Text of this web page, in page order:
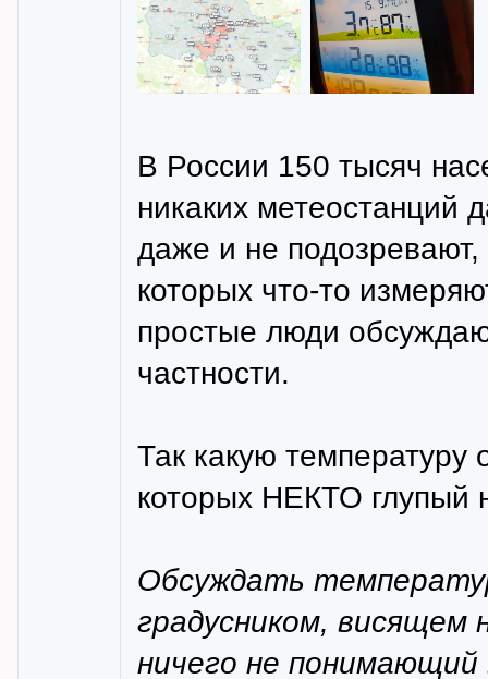
В России 150 тысяч
никаких метеостанций
даже и не подозревают,
которых что-то
простые люди
частности.
Так какую
которых НЕКТО глупый
Обсуждать
градусником, висящем
ничего не